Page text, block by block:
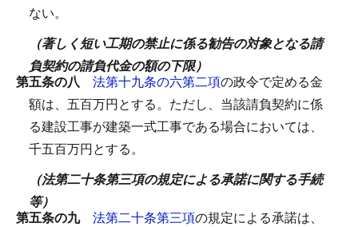
ない。
（著しく短い工期の禁止に係る勧告の対象となる請
負契約の請負代金の額の下限）
第五条の八 法第十九条の六第二項の政令で定める金
額は、五百万円とする。 ただし、当該請負契約に係
る建設工事が建築一式工事である場合においては、
千五百万円とする。
（法第二十条第三項の規定による承諾に関する手続
等）
第五条の九 法第二十条第三項の規定による承諾は、